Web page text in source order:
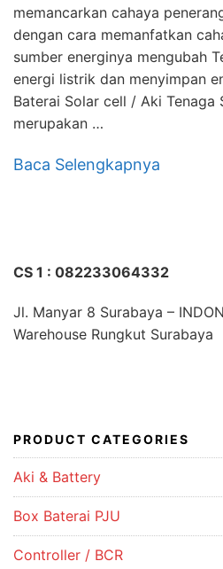
memancarkan cahaya
dengan cara memanfatkan
sumber energinya mengubah
energi listrik dan menyimpan
Baterai Solar cell / Aki Tenaga
merupakan …
Baca Selengkapnya
CS 1 : 082233064332
Jl. Manyar 8 Surabaya –
Warehouse Rungkut Surabaya
PRODUCT CATEGORIES
Aki & Battery
Box Baterai PJU
Controller / BCR